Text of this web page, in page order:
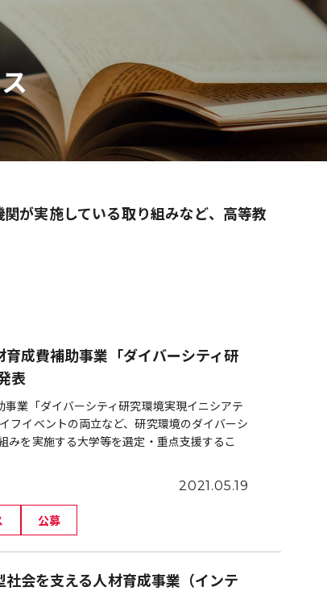
が実施している取り組みなど、高等教
育成費補助事業「ダイバーシティ研
表
業「ダイバーシティ研究環境実現イニシアテ
フイベントの両立など、研究環境のダイバーシ
みを実施する大学等を選定・重点支援するこ
2021.05.19
公募
社会を支える人材育成事業（インテ